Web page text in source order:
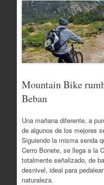
Mountain Bike
Beban
Una mañana diferente, a
de algunos de los mejores
Siguiendo la misma senda
Cerro Bonete, se llega a la
totalmente señalizado, de
desnivel, ideal para
naturaleza.